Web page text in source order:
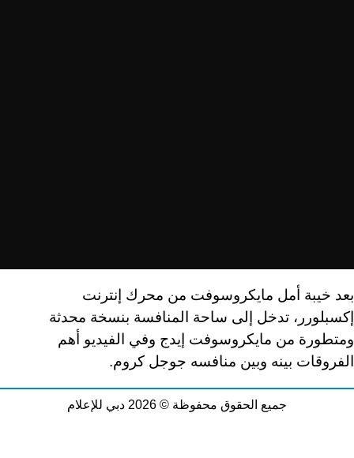
بعد خيبة أمل مايكروسوفت من محرك إنترنت
إكسبلورر، تدخل إلى ساحة المنافسة بنسخة محدثة
ومتطورة من مايكروسوفت إيدج وفي الفيديو أهم
الفروقات بينه وبين منافسه جوجل كروم.
جميع الحقوق محفوظة © 2026 دبي للإعلام